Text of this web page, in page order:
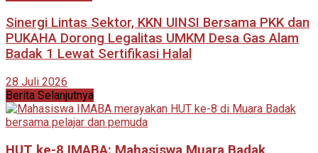
Sinergi Lintas Sektor, KKN UINSI Bersama PKK dan
PUKAHA Dorong Legalitas UMKM Desa Gas Alam
Badak 1 Lewat Sertifikasi Halal
28 Juli 2026
Berita Selanjutnya